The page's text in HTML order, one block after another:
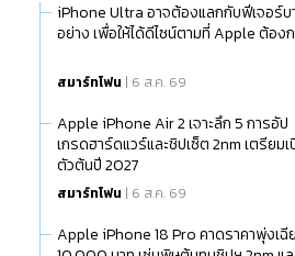
iPhone Ultra อาจต้องแลกกับฟีเจอร์บ
อย่าง เพื่อให้ได้ดีไซน์ตามที่ Apple ต้อง
สมาร์ทโฟน | 6 ส.ค. 69
Apple iPhone Air 2 เจาะลึก 5 การอัป
เกรดฮาร์ดแวร์และชิปเซ็ต 2nm เตรียม
ตัวต้นปี 2027
สมาร์ทโฟน | 6 ส.ค. 69
Apple iPhone 18 Pro คาดราคาพุ่งเฉี